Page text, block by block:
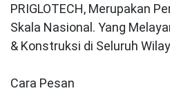
PRIGLOTECH, Merupakan
Skala Nasional. Yang
& Konstruksi di Seluruh
Cara Pesan